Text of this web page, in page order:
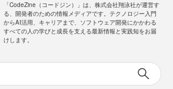
「CodeZine（コードジン）」は、株式会社翔泳社が運営す
る、開発者のための情報メディアです。テクノロジー入門
からAI活用、キャリアまで、ソフトウェア開発にかかわる
すべての人の学びと成長を支える最新情報と実践知をお届
けします。